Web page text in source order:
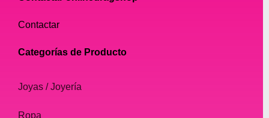
Contactar
Categorías de Producto
Joyas / Joyería
Ropa